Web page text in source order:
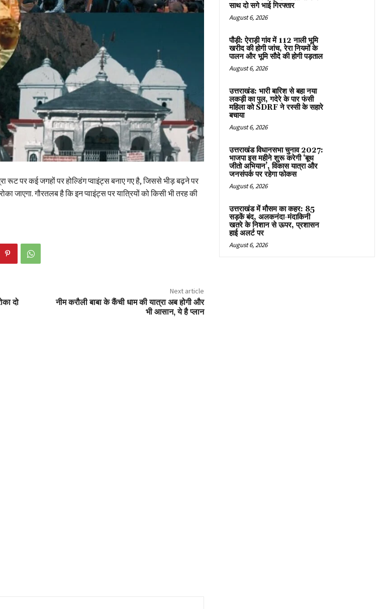
रूट पर कई जगहों पर होल्डिंग प्वाइंट्स बनाए गए है, जिससे भीड़ बढ़ने पर
जाएगा. गौरतलब है कि इन प्वाइंट्स पर यात्रियों को किसी भी तरह की
दो
Next article
नीम करौली बाबा के कैंची धाम की यात्रा अब होगी और
भी आसान, ये है प्लान
साथ दो सगे भाई गिरफ्तार
August 6, 2026
पौड़ी: ऐराड़ी गांव में 112 नाली भूमि
खरीद की होगी जांच, रेरा नियमों के
पालन और भूमि सौदे की होगी पड़ताल
August 6, 2026
उत्तराखंड: भारी बारिश से बहा नया
लकड़ी का पुल, गदेरे के पार फंसी
महिला को SDRF ने रस्सी के सहारे
बचाया
August 6, 2026
उत्तराखंड विधानसभा चुनाव 2027:
भाजपा इस महीने शुरू करेगी ‘बूथ
जीतो अभियान’, विकास यात्रा और
जनसंपर्क पर रहेगा फोकस
August 6, 2026
उत्तराखंड में मौसम का कहर: 85
सड़कें बंद, अलकनंदा-मंदाकिनी
खतरे के निशान से ऊपर, प्रशासन
हाई अलर्ट पर
August 6, 2026